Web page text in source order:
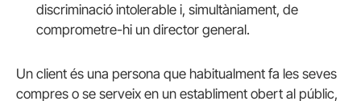
discriminació intolerable i, simultàniament, de
comprometre-hi un director general.
Un client és una persona que habitualment fa les seves
compres o se serveix en un establiment obert al públic,